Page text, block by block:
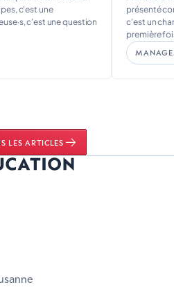
c'est une
c'est une question
présenté
c'est un
première
LES ARTICLES